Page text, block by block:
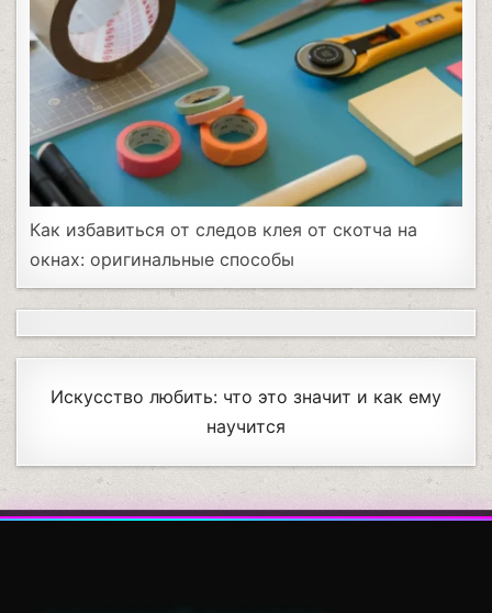
Как избавиться от следов клея от скотча на
окнах: оригинальные способы
Искусство любить: что это значит и как ему
научится